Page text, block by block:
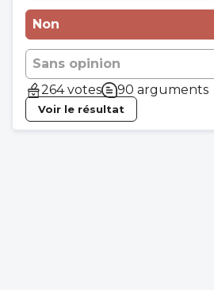
Non
Sans opinion
264 votes
90 arguments
Voir le résultat